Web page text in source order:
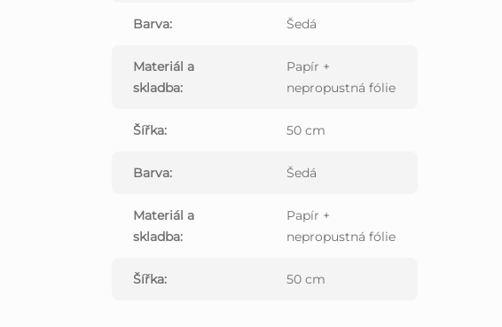
Barva: Šedá
Materiál a
skladba:
Papír +
nepropustná fólie
Šířka: 50 cm
Barva: Šedá
Materiál a
skladba:
Papír +
nepropustná fólie
Šířka: 50 cm